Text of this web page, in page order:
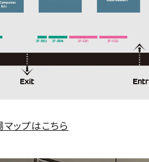
ップはこちら